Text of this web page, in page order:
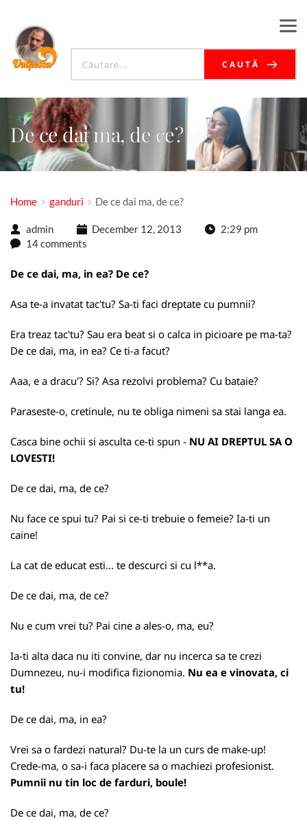
CAUTĂ
De ce dai ma, de ce?
Home ganduri De ce dai ma, de ce?
admin December 12, 2013
2:29 pm
14 comments
De ce dai, ma, in ea? De ce?
Asa te-a invatat tac'tu? Sa-ti faci dreptate cu pumnii?
Era treaz tac'tu? Sau era beat si o calca in picioare pe ma-ta?
De ce dai, ma, in ea? Ce ti-a facut?
Aaa, e a dracu'? Si? Asa rezolvi problema? Cu bataie?
Paraseste-o, cretinule, nu te obliga nimeni sa stai langa ea.
Casca bine ochii si asculta ce-ti spun - NU AI DREPTUL SA O
LOVESTI!
De ce dai, ma, de ce?
Nu face ce spui tu? Pai si ce-ti trebuie o femeie? Ia-ti un
caine!
La cat de educat esti... te descurci si cu l**a.
De ce dai, ma, de ce?
Nu e cum vrei tu? Pai cine a ales-o, ma, eu?
Ia-ti alta daca nu iti convine, dar nu incerca sa te crezi
Dumnezeu, nu-i modifica fizionomia. Nu ea e vinovata, ci
tu!
De ce dai, ma, in ea?
Vrei sa o fardezi natural? Du-te la un curs de make-up!
Crede-ma, o sa-i faca placere sa o machiezi profesionist.
Pumnii nu tin loc de farduri, boule!
De ce dai, ma, de ce?